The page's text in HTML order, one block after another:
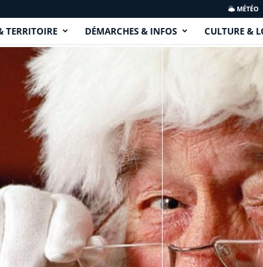
MÉTÉO
TERRITOIRE DÉMARCHES & INFOS CULTURE &